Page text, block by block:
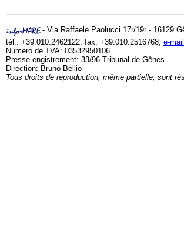
- Via Raffaele Paolucci 17r/19r - 16129
tél.: +39.010.2462122, fax: +39.010.2516768, e-mail
Numéro de TVA: 03532950106
Presse engistrement: 33/96 Tribunal de Gênes
Direction: Bruno Bellio
Tous droits de reproduction, même partielle, sont